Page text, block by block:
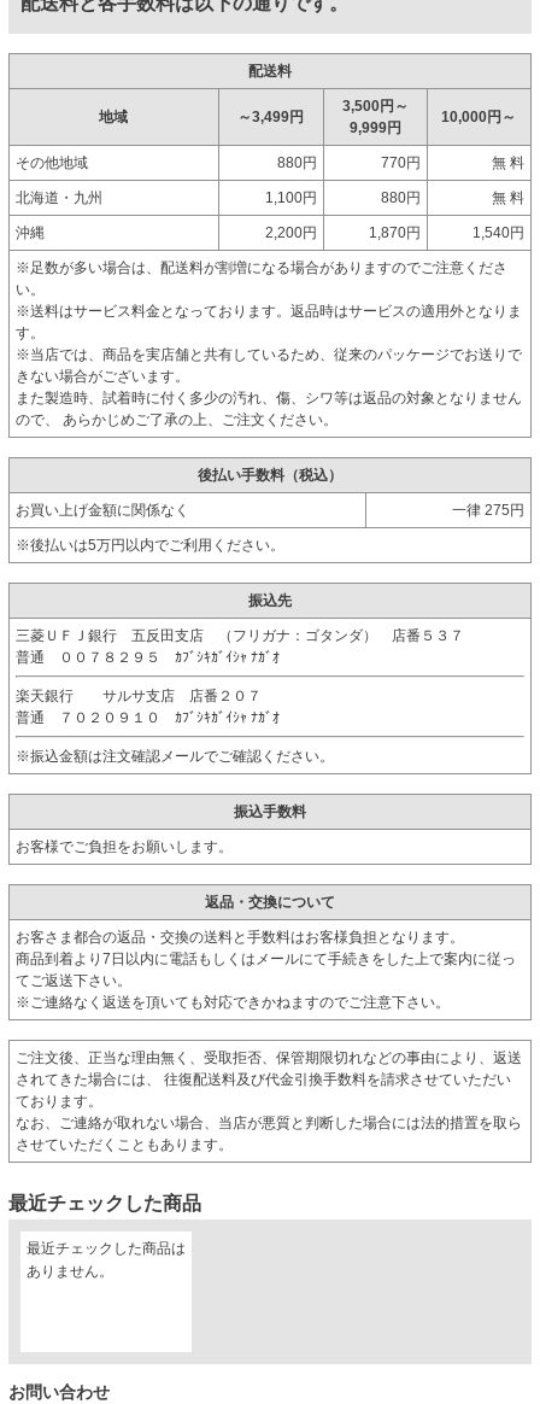
配送料
地域 ～3,499円
3,500円～
9,999円
10,000円～
その他地域 880円 770円 無 料
北海道・九州 1,100円 880円 無 料
沖縄 2,200円 1,870円 1,540円
※足数が多い場合は、配送料が割増になる場合がありますのでご注意くださ
い。
※送料はサービス料金となっております。返品時はサービスの適用外となりま
す。
※当店では、商品を実店舗と共有しているため、従来のパッケージでお送りで
きない場合がございます。
また製造時、試着時に付く多少の汚れ、傷、シワ等は返品の対象となりません
ので、 あらかじめご了承の上、ご注文ください。
後払い手数料（税込）
お買い上げ金額に関係なく 一律 275円
※後払いは5万円以内でご利用ください。
振込先
三菱ＵＦＪ銀行 五反田支店 （フリガナ：ゴタンダ） 店番５３７
普通 ００７８２９５ ｶﾌﾞｼｷｶﾞｲｼｬ ﾅｶﾞｵ
楽天銀行 サルサ支店 店番２０７
普通 ７０２０９１０ ｶﾌﾞｼｷｶﾞｲｼｬ ﾅｶﾞｵ
※振込金額は注文確認メールでご確認ください。
振込手数料
お客様でご負担をお願いします。
返品・交換について
お客さま都合の返品・交換の送料と手数料はお客様負担となります。
商品到着より7日以内に電話もしくはメールにて手続きをした上で案内に従っ
てご返送下さい。
※ご連絡なく返送を頂いても対応できかねますのでご注意下さい。
ご注文後、正当な理由無く、受取拒否、保管期限切れなどの事由により、返送
されてきた場合には、 往復配送料及び代金引換手数料を請求させていただい
ております。
なお、ご連絡が取れない場合、当店が悪質と判断した場合には法的措置を取ら
させていただくこともあります。
最近チェックした商品
最近チェックした商品は
ありません。
お問い合わせ